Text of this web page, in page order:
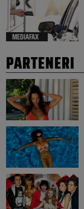
MEDIAFAX
PARTENERI